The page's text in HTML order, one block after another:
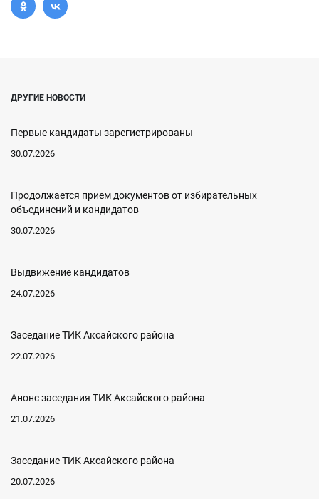
ДРУГИЕ НОВОСТИ
Первые кандидаты зарегистрированы
30.07.2026
Продолжается прием документов от избирательных
объединений и кандидатов
30.07.2026
Выдвижение кандидатов
24.07.2026
Заседание ТИК Аксайского района
22.07.2026
Анонс заседания ТИК Аксайского района
21.07.2026
Заседание ТИК Аксайского района
20.07.2026